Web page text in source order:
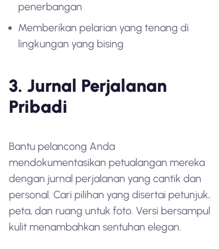
penerbangan
Memberikan pelarian yang tenang di
lingkungan yang bising
3. Jurnal Perjalanan
Pribadi
Bantu pelancong Anda
mendokumentasikan petualangan mereka
dengan jurnal perjalanan yang cantik dan
personal. Cari pilihan yang disertai petunjuk,
peta, dan ruang untuk foto. Versi bersampul
kulit menambahkan sentuhan elegan.